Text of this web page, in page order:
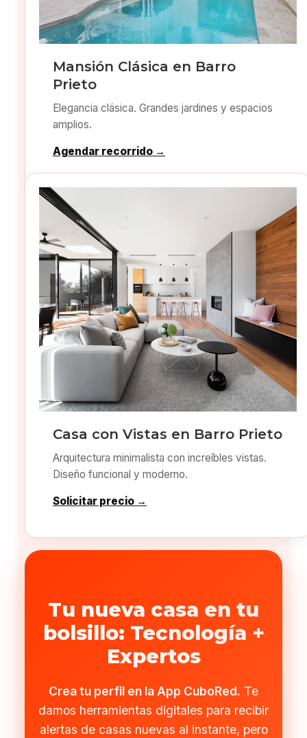
Mansión Clásica en Barro
Prieto
Elegancia clásica. Grandes jardines y espacios
amplios.
Agendar recorrido →
Casa con Vistas en Barro Prieto
Arquitectura minimalista con increíbles vistas.
Diseño funcional y moderno.
Solicitar precio →
Tu nueva casa en tu
bolsillo: Tecnología +
Expertos
Crea tu perfil en la App CuboRed. Te
damos herramientas digitales para recibir
alertas de casas nuevas al instante, pero